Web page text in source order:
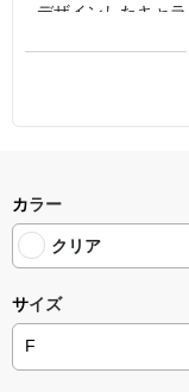
デザインしたキャ
カラー
クリア
サイズ